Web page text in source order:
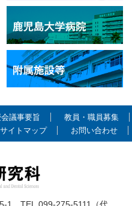
議事要旨
教員・職員募集
サイトマップ お問い合わせ